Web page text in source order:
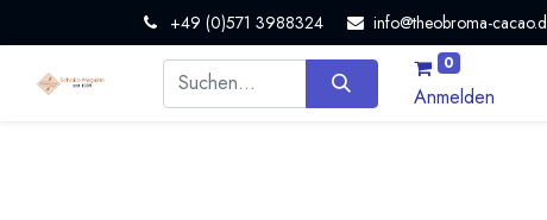
+49 (0)571 3988324 info@theobroma-
0
Anmelden